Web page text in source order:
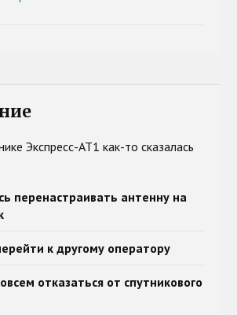
Экспресс-АТ1 как-то сказалась
перенастраивать антенну на
к другому оператору
отказаться от спутникового